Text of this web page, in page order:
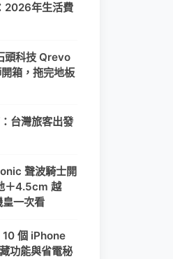
2026年生活費
頭科技 Qrevo
箱，拖完地板
台灣旅客出發
聲波騎士開
＋4.5cm 越
一次看
個 iPhone
功能與省電秘